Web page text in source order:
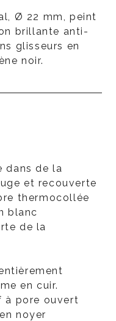
Ø 22 mm, peint
brillante anti-
glisseurs en
noir.
dans de la
et recouverte
thermocollée
blanc
de la
en cuir.
à pore ouvert
noyer